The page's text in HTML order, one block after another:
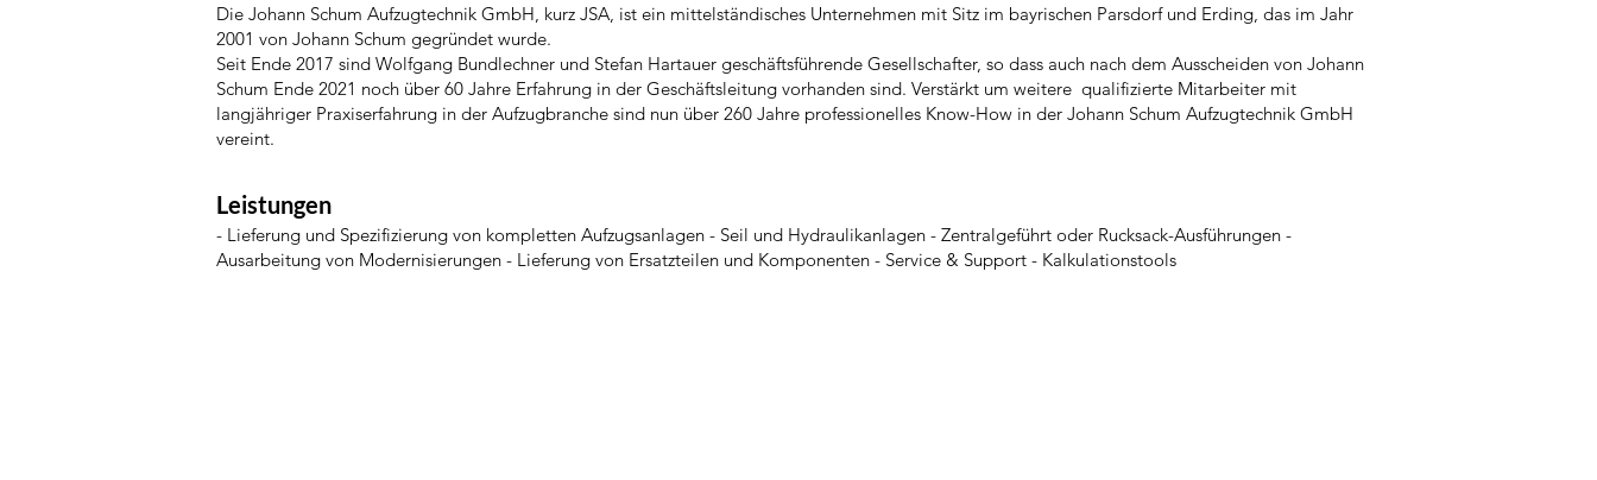
Die Johann Schum Aufzugtechnik GmbH, kurz JSA, ist ein mittelständisches Unternehmen mit Sitz im bayrischen Parsdorf und Erding, das im Jahr
2001 von Johann Schum gegründet wurde.
Seit Ende 2017 sind Wolfgang Bundlechner und Stefan Hartauer geschäftsführende Gesellschafter, so dass auch nach dem Ausscheiden von Johann
Schum Ende 2021 noch über 60 Jahre Erfahrung in der Geschäftsleitung vorhanden sind. Verstärkt um weitere qualifizierte Mitarbeiter mit
langjähriger Praxiserfahrung in der Aufzugbranche sind nun über 260 Jahre professionelles Know-How in der Johann Schum Aufzugtechnik GmbH
vereint.
Leistungen
- Lieferung und Spezifizierung von kompletten Aufzugsanlagen - Seil und Hydraulikanlagen - Zentralgeführt oder Rucksack-Ausführungen -
Ausarbeitung von Modernisierungen - Lieferung von Ersatzteilen und Komponenten - Service & Support - Kalkulationstools